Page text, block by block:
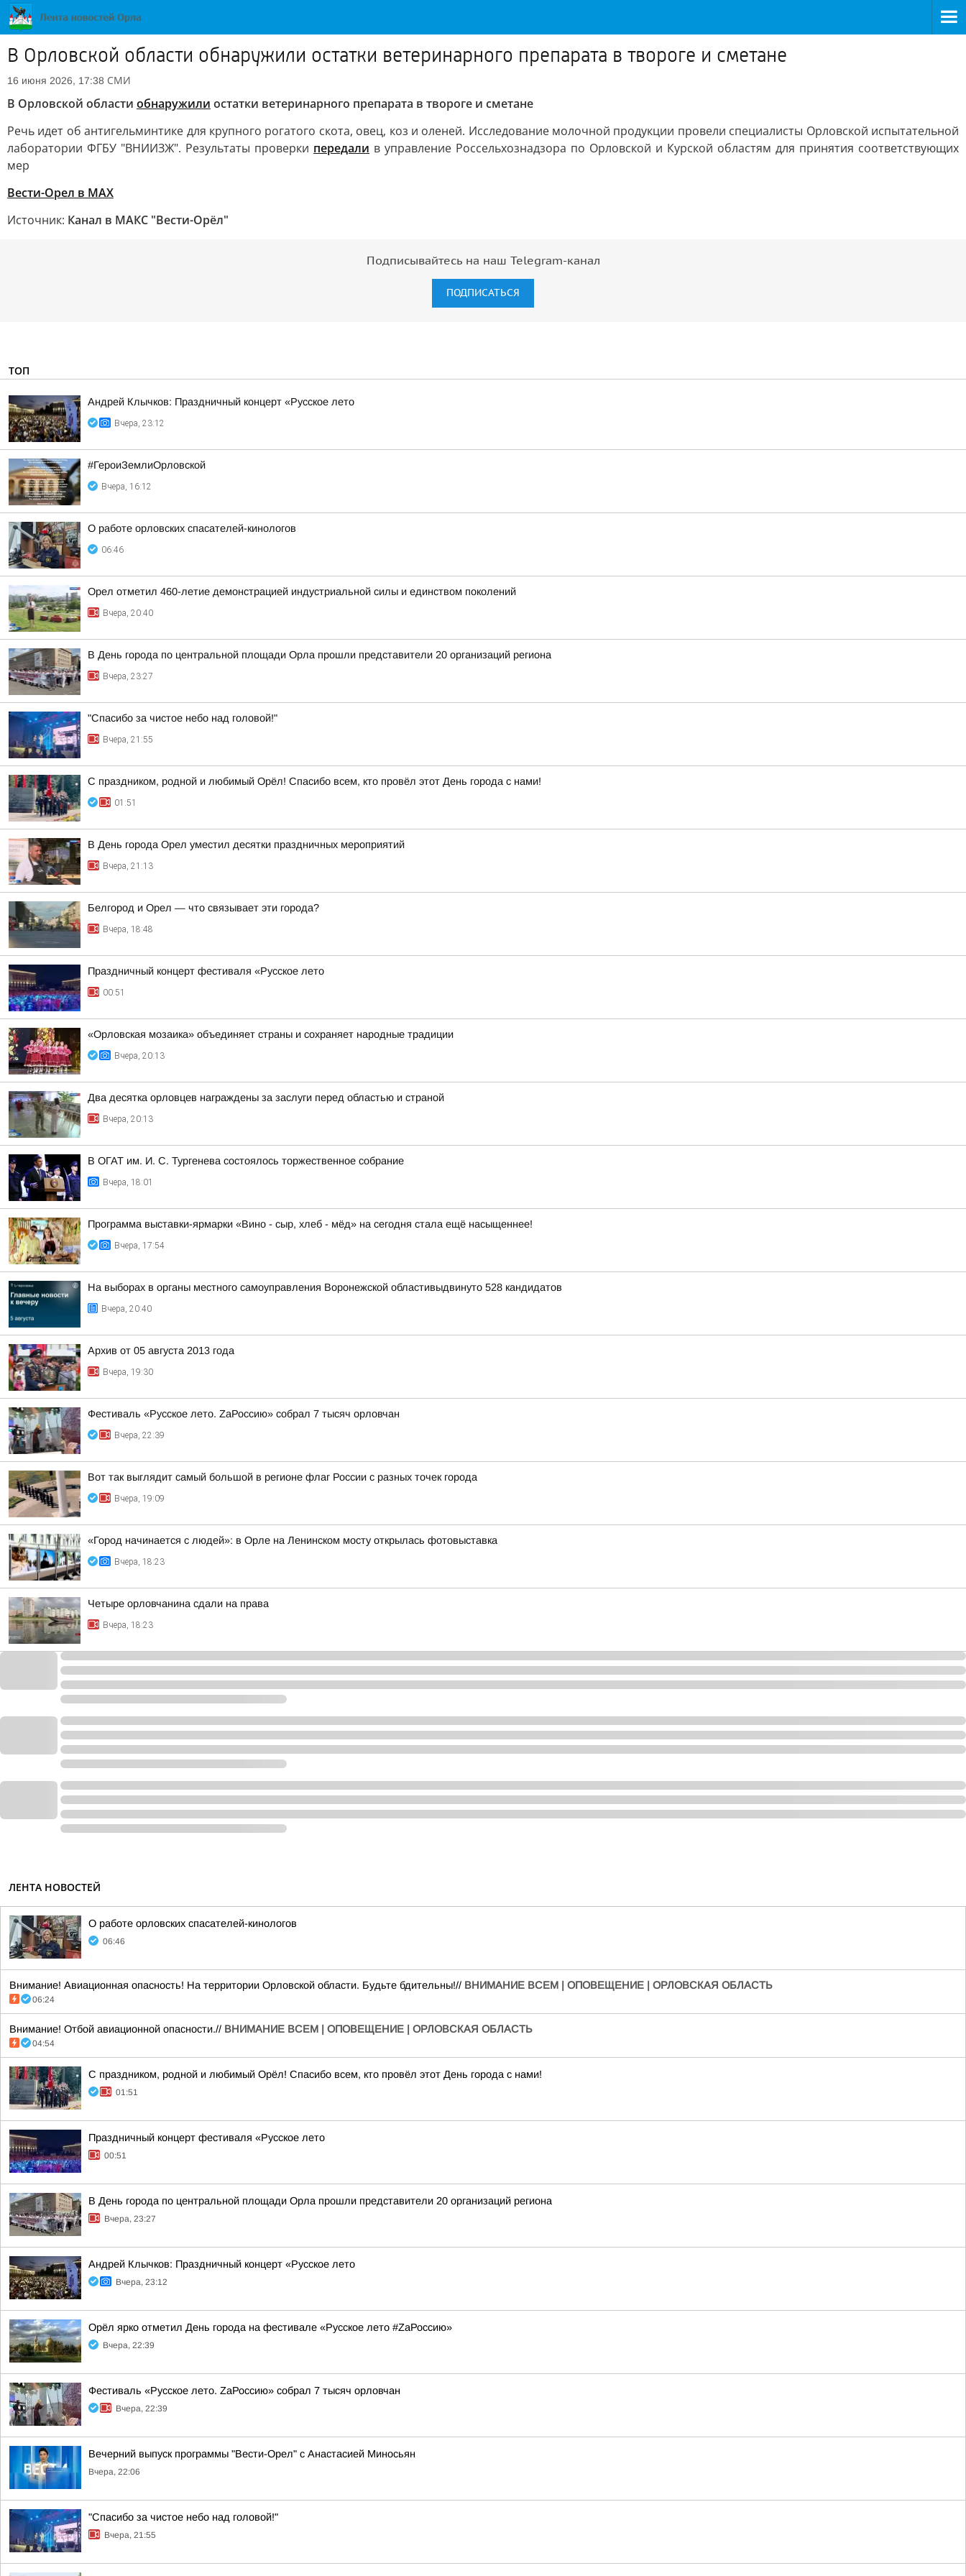
В Орловской области обнаружили остатки ветеринарного препарата в твороге и сметане
16 июня 2026, 17:38 СМИ
В Орловской области обнаружили остатки ветеринарного препарата в твороге и сметане
Речь идет об антигельминтике для крупного рогатого скота, овец, коз и оленей. Исследование молочной продукции провели специалисты Орловской испытательной
лаборатории ФГБУ "ВНИИЗЖ". Результаты проверки передали в управление Россельхознадзора по Орловской и Курской областям для принятия соответствующих
мер
Вести-Орел в МАХ
Источник: Канал в МАКС "Вести-Орёл"
Подписывайтесь на наш Telegram-канал
ПОДПИСАТЬСЯ
ТОП
Андрей Клычков: Праздничный концерт «Русское лето
Вчера, 23:12
#ГероиЗемлиОрловской
Вчера, 16:12
О работе орловских спасателей-кинологов
06:46
Орел отметил 460-летие демонстрацией индустриальной силы и единством поколений
Вчера, 20:40
В День города по центральной площади Орла прошли представители 20 организаций региона
Вчера, 23:27
"Спасибо за чистое небо над головой!"
Вчера, 21:55
С праздником, родной и любимый Орёл! Спасибо всем, кто провёл этот День города с нами!
01:51
В День города Орел уместил десятки праздничных мероприятий
Вчера, 21:13
Белгород и Орел — что связывает эти города?
Вчера, 18:48
Праздничный концерт фестиваля «Русское лето
00:51
«Орловская мозаика» объединяет страны и сохраняет народные традиции
Вчера, 20:13
Два десятка орловцев награждены за заслуги перед областью и страной
Вчера, 20:13
В ОГАТ им. И. С. Тургенева состоялось торжественное собрание
Вчера, 18:01
Программа выставки-ярмарки «Вино - сыр, хлеб - мёд» на сегодня стала ещё насыщеннее!
Вчера, 17:54
На выборах в органы местного самоуправления Воронежской областивыдвинуто 528 кандидатов
Вчера, 20:40
Архив от 05 августа 2013 года
Вчера, 19:30
Фестиваль «Русское лето. ZаРоссию» собрал 7 тысяч орловчан
Вчера, 22:39
Вот так выглядит самый большой в регионе флаг России с разных точек города
Вчера, 19:09
«Город начинается с людей»: в Орле на Ленинском мосту открылась фотовыставка
Вчера, 18:23
Четыре орловчанина сдали на права
Вчера, 18:23
ЛЕНТА НОВОСТЕЙ
О работе орловских спасателей-кинологов
06:46
Внимание! Авиационная опасность! На территории Орловской области. Будьте бдительны!// ВНИМАНИЕ ВСЕМ | ОПОВЕЩЕНИЕ | ОРЛОВСКАЯ ОБЛАСТЬ
06:24
Внимание! Отбой авиационной опасности.// ВНИМАНИЕ ВСЕМ | ОПОВЕЩЕНИЕ | ОРЛОВСКАЯ ОБЛАСТЬ
04:54
С праздником, родной и любимый Орёл! Спасибо всем, кто провёл этот День города с нами!
01:51
Праздничный концерт фестиваля «Русское лето
00:51
В День города по центральной площади Орла прошли представители 20 организаций региона
Вчера, 23:27
Андрей Клычков: Праздничный концерт «Русское лето
Вчера, 23:12
Орёл ярко отметил День города на фестивале «Русское лето #ZaРоссию»
Вчера, 22:39
Фестиваль «Русское лето. ZаРоссию» собрал 7 тысяч орловчан
Вчера, 22:39
Вечерний выпуск программы "Вести-Орел" с Анастасией Миносьян
Вчера, 22:06
"Спасибо за чистое небо над головой!"
Вчера, 21:55